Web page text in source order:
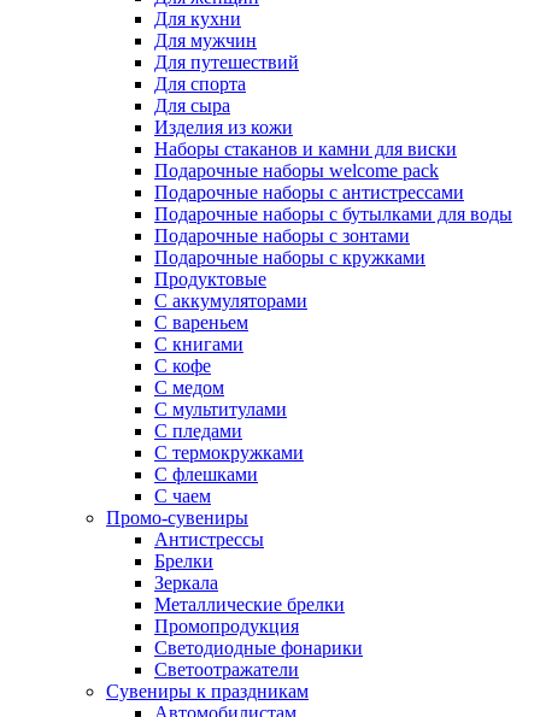
Для кухни
Для мужчин
Для путешествий
Для спорта
Для сыра
Изделия из кожи
Наборы стаканов и камни для виски
Подарочные наборы welcome pack
Подарочные наборы с антистрессами
Подарочные наборы с бутылками для воды
Подарочные наборы с зонтами
Подарочные наборы с кружками
Продуктовые
С аккумуляторами
С вареньем
С книгами
С кофе
С медом
С мультитулами
С пледами
С термокружками
С флешками
С чаем
Промо-сувениры
Антистрессы
Брелки
Зеркала
Металлические брелки
Промопродукция
Светодиодные фонарики
Светоотражатели
Сувениры к праздникам
Автомобилистам